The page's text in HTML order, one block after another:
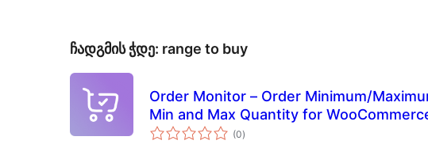
ჩადგმის ჭდე: range to buy
Order Monitor – Order Minimum/
Min and Max Quantity for
(0საერთო
რეიტინგი
)